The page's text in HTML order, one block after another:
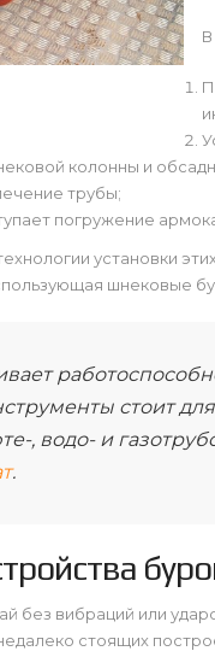
колонны и
трубы;
погружение
установки
шнековые
стоит
, водо- и
.
без вибраций или
стоящих